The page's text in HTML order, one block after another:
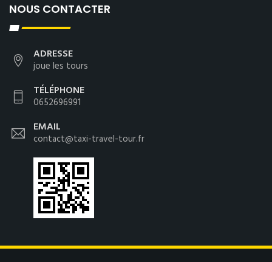
NOUS CONTACTER
ADRESSE
joue les tours
TÉLÉPHONE
0652696991
EMAIL
contact@taxi-travel-tour.fr